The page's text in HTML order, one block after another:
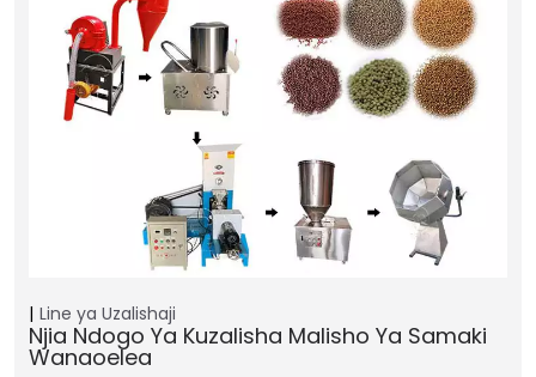
Line ya Uzalishaji
Njia Ndogo Ya Kuzalisha Malisho Ya Samaki
Wanaoelea